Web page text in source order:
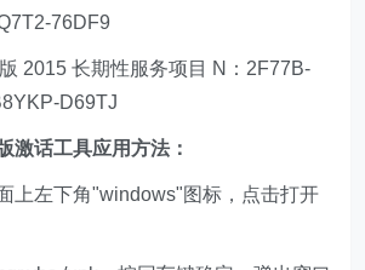
76DF9
2015 长期性服务项目 N：2F77B-
D69TJ
激话工具应用方法：
上左下角"windows"图标，点击打开